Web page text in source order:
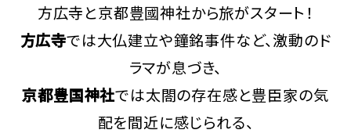
方広寺と京都豊國神社から旅がスタート！
方広寺では大仏建立や鐘銘事件など、激動のド
ラマが息づき、
京都豊国神社では太閤の存在感と豊臣家の気
配を間近に感じられる、